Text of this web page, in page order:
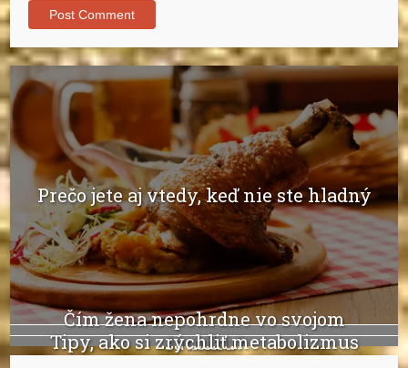
Prečo jete aj vtedy, keď nie ste hladný
Čím žena nepohrdne vo svojom
šatníku?
Tipy, ako si zrýchliť metabolizmus